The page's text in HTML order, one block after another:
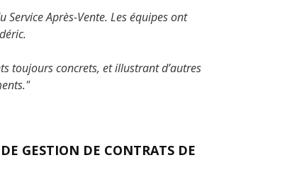
Après-Vente. Les équipes ont
toujours concrets, et illustrant d’autres
GESTION DE CONTRATS DE